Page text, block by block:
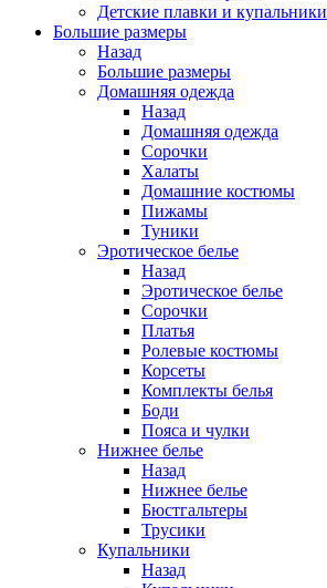
Детские плавки и купальники
Большие размеры
Назад
Большие размеры
Домашняя одежда
Назад
Домашняя одежда
Сорочки
Халаты
Домашние костюмы
Пижамы
Туники
Эротическое белье
Назад
Эротическое белье
Сорочки
Платья
Ролевые костюмы
Корсеты
Комплекты белья
Боди
Пояса и чулки
Нижнее белье
Назад
Нижнее белье
Бюстгальтеры
Трусики
Купальники
Назад